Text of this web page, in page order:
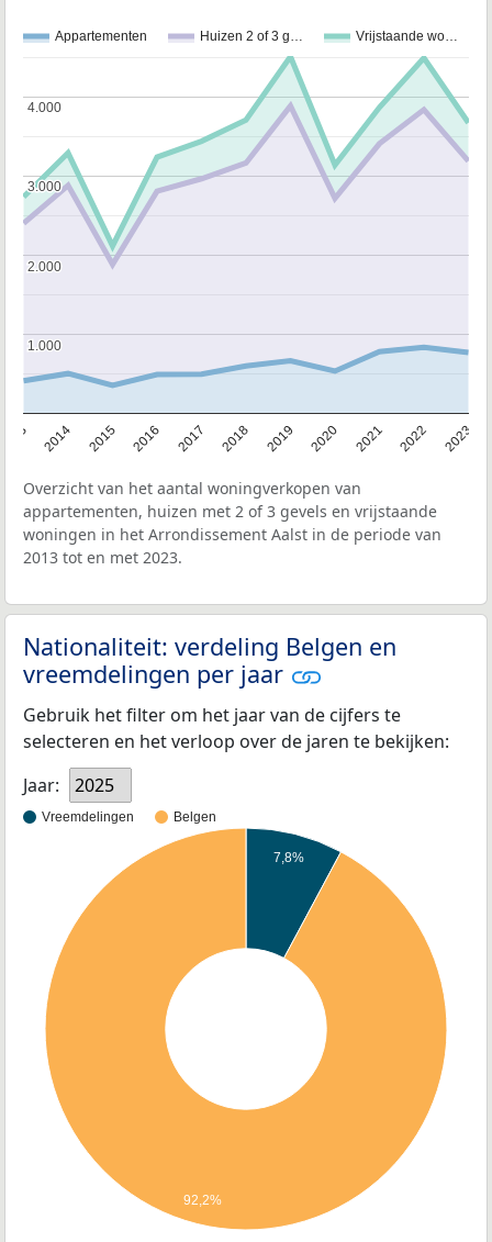
Appartementen Huizen 2 of 3 g… Vrijstaande wo…
2014 2015 2016 2017 2018 2019 2020 2021 2022 2023
1.000
1.000
2.000
2.000
3.000
3.000
4.000
4.000
Overzicht van het aantal woningverkopen van
appartementen, huizen met 2 of 3 gevels en vrijstaande
woningen in het Arrondissement Aalst in de periode van
2013 tot en met 2023.
Nationaliteit: verdeling Belgen en
vreemdelingen per jaar
Gebruik het filter om het jaar van de cijfers te
selecteren en het verloop over de jaren te bekijken:
Jaar:
2025
Vreemdelingen Belgen
7,8%
92,2%